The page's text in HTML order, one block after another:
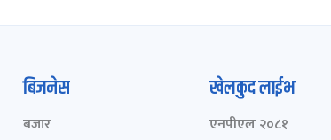
बिजनेस
बजार
खेलकुद लाईभ
एनपीएल २०८१